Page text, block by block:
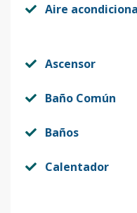
Aire
Ascensor
Baño Común
Baños
Calentador